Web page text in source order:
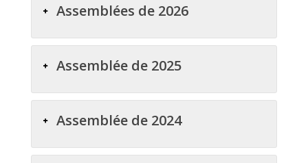
Assemblées de 2026
Assemblée de 2025
Assemblée de 2024